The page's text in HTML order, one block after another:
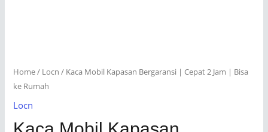
Home/ Locn / Kaca Mobil Kapasan Bergaransi | Cepat 2 Jam | Bisa
ke Rumah
Locn